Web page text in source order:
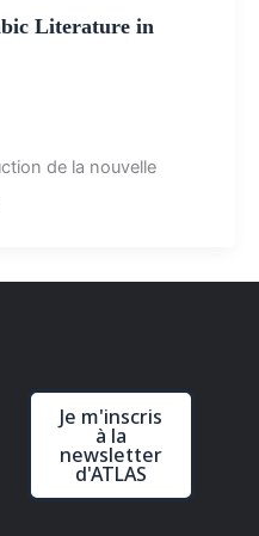
Literature in
de la nouvelle
Je m'inscris
à la
newsletter
d'ATLAS